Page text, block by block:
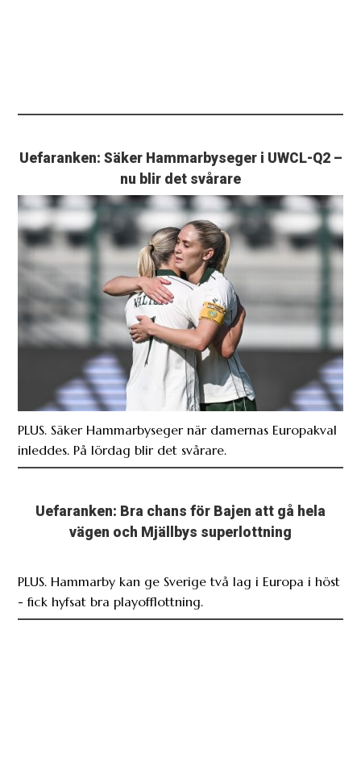
Uefaranken: Säker Hammarbyseger i UWCL-Q2 –
nu blir det svårare
PLUS. Säker Hammarbyseger när damernas Europakval
inleddes. På lördag blir det svårare.
Uefaranken: Bra chans för Bajen att gå hela
vägen och Mjällbys superlottning
PLUS. Hammarby kan ge Sverige två lag i Europa i höst
- fick hyfsat bra playofflottning.